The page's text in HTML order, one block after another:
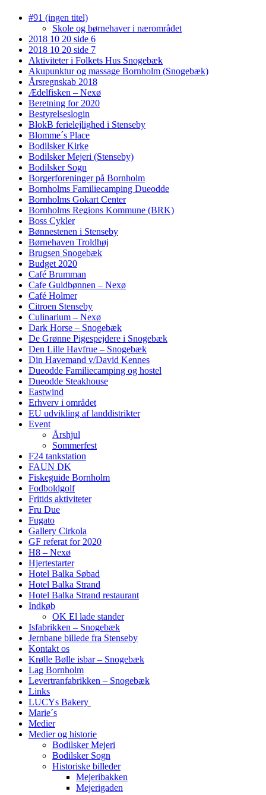
#91 (ingen titel)
Skole og børnehaver i nærområdet
2018 10 20 side 6
2018 10 20 side 7
Aktiviteter i Folkets Hus Snogebæk
Akupunktur og massage Bornholm (Snogebæk)
Årsregnskab 2018
Ædelfisken – Nexø
Beretning for 2020
Bestyrelseslogin
BlokB ferielejlighed i Stenseby
Blomme´s Place
Bodilsker Kirke
Bodilsker Mejeri (Stenseby)
Bodilsker Sogn
Borgerforeninger på Bornholm
Bornholms Familiecamping Dueodde
Bornholms Gokart Center
Bornholms Regions Kommune (BRK)
Boss Cykler
Bønnestenen i Stenseby
Børnehaven Troldhøj
Brugsen Snogebæk
Budget 2020
Café Brumman
Cafe Guldbønnen – Nexø
Café Holmer
Citroen Stenseby
Culinarium – Nexø
Dark Horse – Snogebæk
De Grønne Pigespejdere i Snogebæk
Den Lille Havfrue – Snogebæk
Din Havemand v/David Kennes
Dueodde Familiecamping og hostel
Dueodde Steakhouse
Eastwind
Erhverv i området
EU udvikling af landdistrikter
Event
Årshjul
Sommerfest
F24 tankstation
FAUN DK
Fiskeguide Bornholm
Fodboldgolf
Fritids aktiviteter
Fru Due
Fugato
Gallery Cirkola
GF referat for 2020
H8 – Nexø
Hjertestarter
Hotel Balka Søbad
Hotel Balka Strand
Hotel Balka Strand restaurant
Indkøb
OK El lade stander
Isfabrikken – Snogebæk
Jernbane billede fra Stenseby
Kontakt os
Krølle Bølle isbar – Snogebæk
Lag Bornholm
Levertranfabrikken – Snogebæk
Links
LUCYs Bakery
Marie´s
Medier
Medier og historie
Bodilsker Mejeri
Bodilsker Sogn
Historiske billeder
Mejeribakken
Mejerigaden